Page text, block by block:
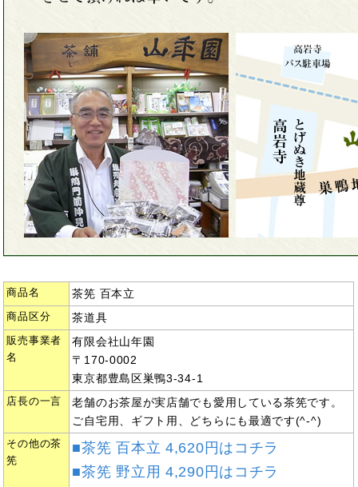
商品名 茶筅 百本立
商品区分 茶道具
販売事業者
名
有限会社山年園
〒170-0002
東京都豊島区巣鴨3-34-1
店長の一言
老舗のお茶屋が実店舗でも愛用している茶筅です。
ご自宅用、ギフト用、どちらにも最適です(^-^)
その他の茶
筅
■茶筅 百本立 4,620円はコチラ
■茶筅 野立用 4,290円はコチラ